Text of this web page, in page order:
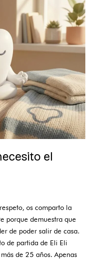
el
os comparto la
porque demuestra que
de poder salir de casa.
de partida de Eli Eli
de 25 años. Apenas